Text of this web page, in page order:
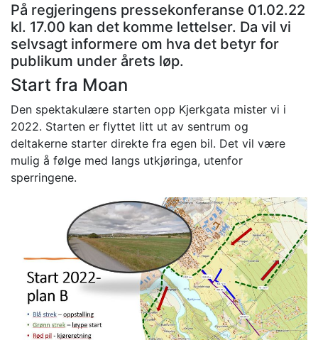
På regjeringens pressekonferanse 01.02.22
kl. 17.00 kan det komme lettelser. Da vil vi
selvsagt informere om hva det betyr for
publikum under årets løp.
Start fra Moan
Den spektakulære starten opp Kjerkgata mister vi i
2022. Starten er flyttet litt ut av sentrum og
deltakerne starter direkte fra egen bil. Det vil være
mulig å følge med langs utkjøringa, utenfor
sperringene.